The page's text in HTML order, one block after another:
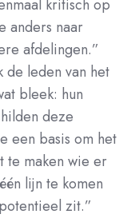
kritisch op
anders naar
afdelingen.”
de leden van het
bleek: hun
deze
een basis om het
te maken wie er
lijn te komen
zit.”